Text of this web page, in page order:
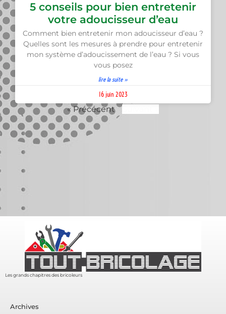
5 conseils pour bien entretenir
votre adoucisseur d’eau
Comment bien entretenir mon adoucisseur d’eau ?
Quelles sont les mesures à prendre pour entretenir
mon système d’adoucissement de l’eau ? Si vous
vous posez
lire la suite »
16 juin 2023
« Précécent
Les grands chapitres des bricoleurs
Archives